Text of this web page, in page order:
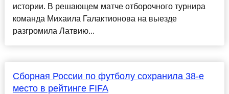
истории. В решающем матче отборочного турнира
команда Михаила Галактионова на выезде
разгромила Латвию...
Сборная России по футболу сохранила 38-е
место в рейтинге FIFA